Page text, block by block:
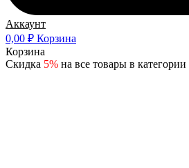
Аккаунт
0,00 ₽ Корзина
Корзина
Скидка 5% на все товары в